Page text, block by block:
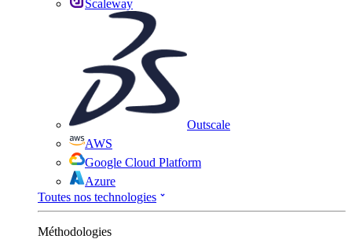
Scaleway
Outscale
AWS
Google Cloud Platform
Azure
Toutes nos technologies
Méthodologies